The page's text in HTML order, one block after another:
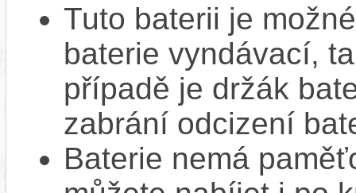
Tuto baterii je
baterie vyndávací,
případě je držák
zabrání odcizení
Baterie nemá